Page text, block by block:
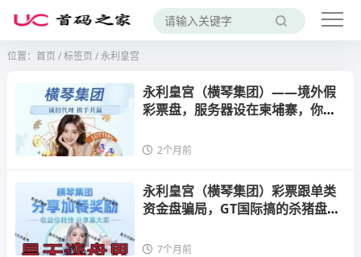
位置： 首页 /标签页 / 永利皇宫
永利皇宫（横琴集团）——境外假
彩票盘，服务器设在柬埔寨，你的
2个月前
永利皇宫（横琴集团）彩票跟单类
资金盘骗局，GT国际搞的杀猪盘，
将崩盘跑路！
7个月前